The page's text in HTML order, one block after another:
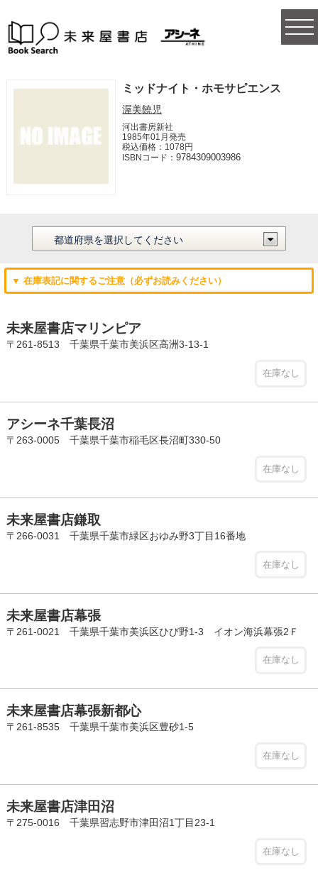
ミッドナイト・ホモサピエンス
渥美饒児
河出書房新社
1985年01月発売
税込価格：1078円
ISBNコード：9784309003986
▼ 在庫表記に関するご注意（必ずお読みください）
未来屋書店マリンピア
〒261-8513 千葉県千葉市美浜区高洲3-13-1
在庫なし
アシーネ千葉長沼
〒263-0005 千葉県千葉市稲毛区長沼町330-50
在庫なし
未来屋書店鎌取
〒266-0031 千葉県千葉市緑区おゆみ野3丁目16番地
在庫なし
未来屋書店幕張
〒261-0021 千葉県千葉市美浜区ひび野1-3 イオン海浜幕張2Ｆ
在庫なし
未来屋書店幕張新都心
〒261-8535 千葉県千葉市美浜区豊砂1-5
在庫なし
未来屋書店津田沼
〒275-0016 千葉県習志野市津田沼1丁目23-1
在庫なし